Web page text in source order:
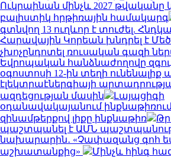
Ուկրաինան մինչև 2027
բալիստիկ հրթիռային համակարգ
գտնվող 13 ուղևոր է տուժել.
Հարավային Կորեան խնդրել է
չխոչընդոտել ռուսական գազի
Եվրոպական հանձնաժողովը
օգոստոսի 12-ին տեղի
էլեկտրաէներգիայի
ազդեցության մասին
Լայպցիգի
օդանավակայանում
զինամթերքով լիքը ինքնաթիռ
պաշտպանել է ԱՄՆ
նախարարին․ «Չափազանց գոհ
աշխատանքից»
Մինչև հինգ